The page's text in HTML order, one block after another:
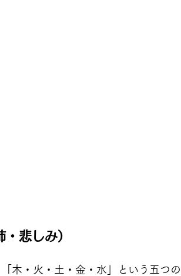
悲しみ）
木・火・土・金・水」という五つの